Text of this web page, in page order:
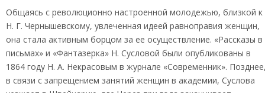
Общаясь с революционно настроенной молодежью, близкой к
Н. Г. Чернышевскому, увлеченная идеей равноправия женщин,
она стала активным борцом за ее осуществление. «Рассказы в
письмах» и «Фантазерка» Н. Сусловой были опубликованы в
1864 году Н. А. Некрасовым в журнале «Современник».
в связи с запрещением занятий женщин в академии, Суслова